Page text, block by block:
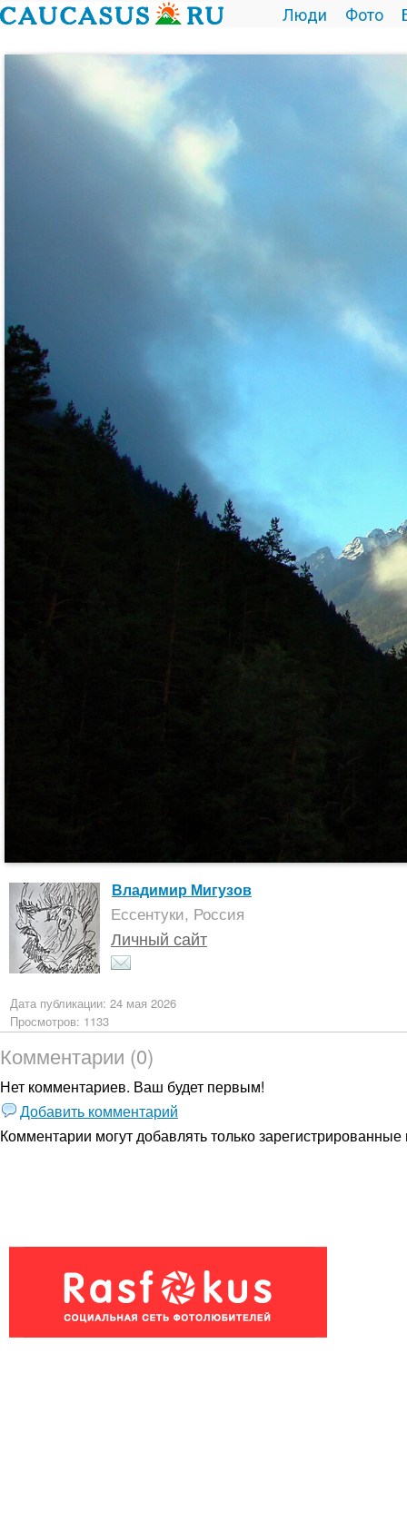
Люди Фото
Владимир Мигузов
Ессентуки, Россия
Личный сайт
Дата публикации: 24 мая 2026
Просмотров: 1133
Комментарии (0)
Нет комментариев. Ваш будет первым!
Добавить комментарий
Комментарии могут добавлять толькозарегистрированные